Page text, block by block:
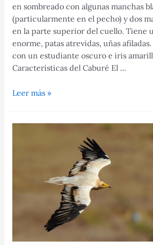
en sombreado con algunas manchas
(particularmente en el pecho) y dos
en la parte superior del cuello. Tiene
enorme, patas atrevidas, uñas
con un estudiante oscuro e iris
Características del Caburé El …
El
Leer más »